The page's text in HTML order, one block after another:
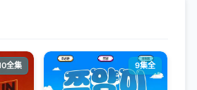
全集 9集全